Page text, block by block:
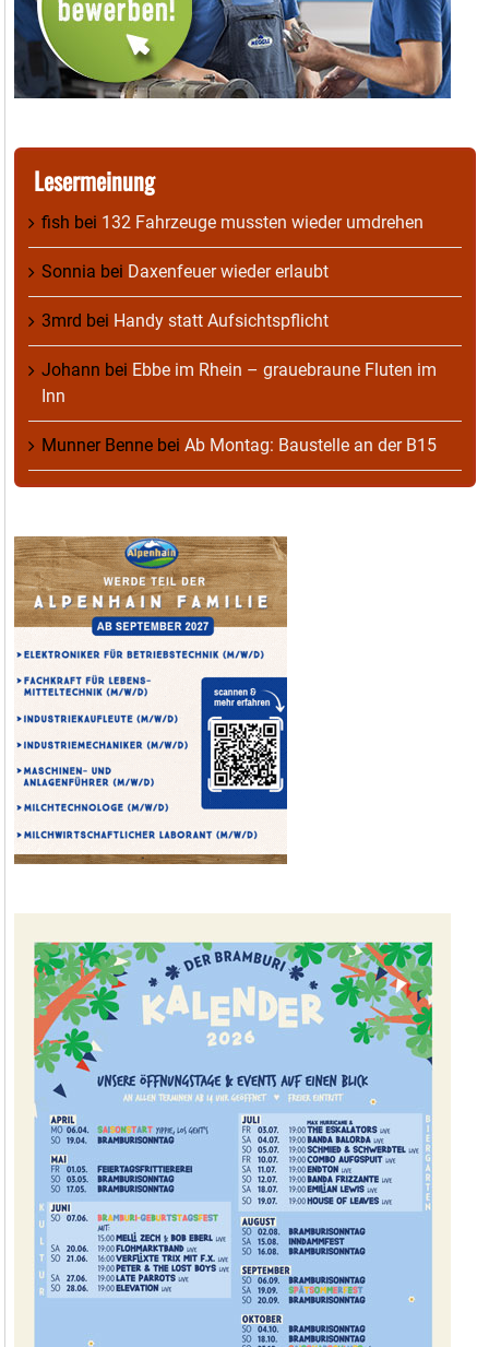
Lesermeinung
fish bei 132 Fahrzeuge mussten wieder umdrehen
Sonnia bei Daxenfeuer wieder erlaubt
3mrd bei Handy statt Aufsichtspflicht
Johann bei Ebbe im Rhein – grauebraune Fluten im
Inn
Munner Benne bei Ab Montag: Baustelle an der B15